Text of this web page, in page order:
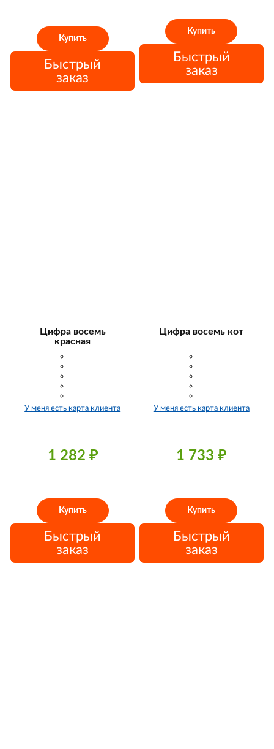
Купить
Быстрый
заказ
Купить
Быстрый
заказ
Цифра восемь
красная
У меня есть карта клиента
1 282 ₽
Купить
Быстрый
заказ
Цифра восемь кот
У меня есть карта клиента
1 733₽
Купить
Быстрый
заказ